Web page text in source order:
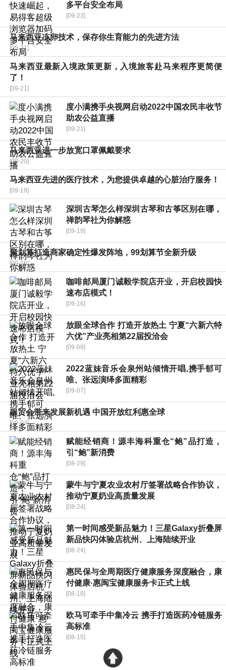
多平台安全布局
[09-23]
马来西亚冻卵技术，保存你生育能力的先进方法
[09-21]
马来西亚最新入境政策更新，入境旅客赴马来程序更简便
了！
[09-21]
度小满携手央视网启动2022中国农民丰收节
助农公益直播
[09-21]
马来西亚进一步放宽口罩佩戴要求
[09-20]
马来西亚先进的医疗技术，为您提供卓越的心脏治疗服务！
[09-19]
深圳古琴怎么样深圳古琴和古筝区别在哪，
禅韵琴社为你解惑
[09-19]
聚划算打造商家确定性爆发阵地，99划算节全新升级
[09-16]
咖啡邮局厦门诚毅学院店开业，开启校园快
速布店模式！
[09-16]
放眼全球合作 打造开放热土 宁夏“六新六特
六优”产业亮相第22届投洽会
[09-09]
2022蓝妹音乐会泉州站倾情开唱,携手郁可
唯、张远演绎多面精彩
[09-07]
服贸会带来发展新机遇 中国开放红利惠全球
[09-03]
赋能经销商！源丰海科重仓“鲍”品打造，
引“鲍”新消费
[08-29]
蒙牛与宁夏农业农村厅签署战略合作协议，
推动宁夏奶业高质量发展
[08-24]
第一时间感受新品魅力！三星Galaxy折叠屏
新品快闪体验店杭州、上海陆续开业
[08-24]
惠民保与全周期医疗健康服务深度融合，康
付健康·惠闽宝健康服务卡正式上线
[08-18]
欧马可牵手中集冷云 携手打造医药冷链服务
高标准
[08-15]